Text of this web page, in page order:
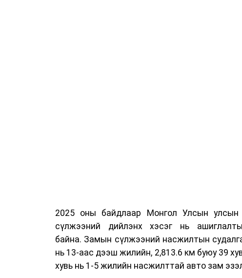
2025 оны байдлаар Монгол Улсын улсын
сүлжээний дийлэнх хэсэг нь
байна. Замын сүлжээний насжилтын
нь 13-аас дээш жилийн, 2,813.6 км буюу 39
хувь нь 1-5 жилийн насжилттай авто зам